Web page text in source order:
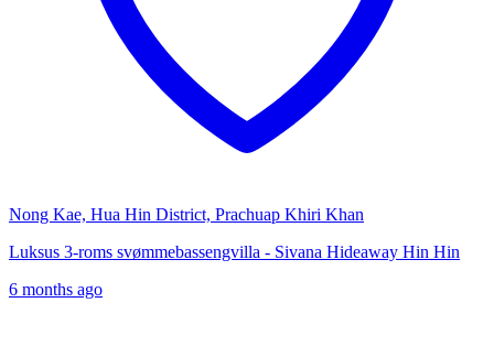
Nong Kae, Hua Hin District, Prachuap Khiri Khan
Luksus 3-roms svømmebassengvilla - Sivana Hideaway Hin Hin
6 months ago